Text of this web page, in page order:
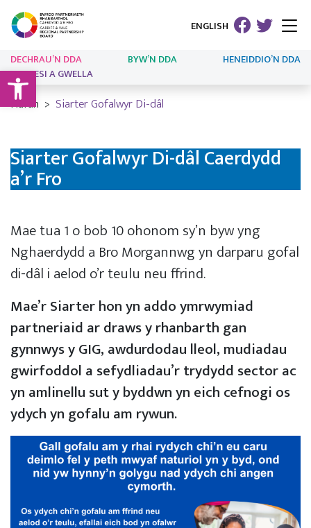
Open toolbar
ENGLISH
DECHRAU’N DDA BYW’N DDA
HENEIDDIO’N DDA
ARLOESI A GWELLA
Hafan Siarter Gofalwyr Di-dâl
Siarter Gofalwyr Di-dâl Caerdydd
a’r Fro
Mae tua 1 o bob 10 ohonom sy’n byw yng
Nghaerdydd a Bro Morgannwg yn darparu gofal
di-dâl i aelod o’r teulu neu ffrind.
Mae’r Siarter hon yn addo ymrwymiad
partneriaid ar draws y rhanbarth gan
gynnwys y GIG, awdurdodau lleol, mudiadau
gwirfoddol a sefydliadau’r trydydd sector ac
yn amlinellu sut y byddwn yn eich cefnogi os
ydych yn gofalu am rywun.